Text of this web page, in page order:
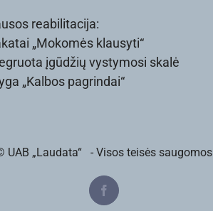
reabilitacija:
„Mokomės klausyti“
įgūdžių vystymosi skalė
„Kalbos pagrindai“
UAB „Laudata“ - Visos teisės saugomos
Facebook